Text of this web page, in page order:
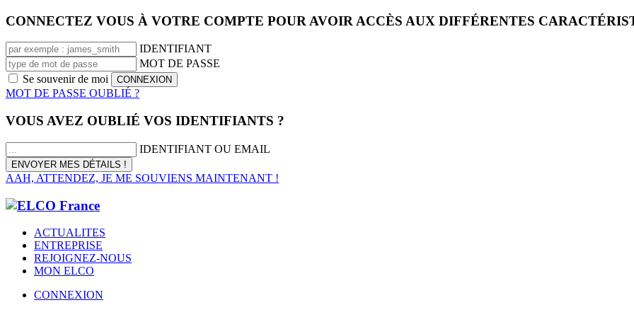
CONNECTEZ VOUS À VOTRE COMPTE POUR AVOIR ACCÈS AUX DIFFÉRENTES
IDENTIFIANT
MOT DE PASSE
Se souvenir de moi
MOT DE PASSE OUBLIÉ ?
VOUS AVEZ OUBLIÉ VOS IDENTIFIANTS ?
IDENTIFIANT OU EMAIL
AAH, ATTENDEZ, JE ME SOUVIENS MAINTENANT !
ACTUALITES
ENTREPRISE
REJOIGNEZ-NOUS
MON ELCO
CONNEXION